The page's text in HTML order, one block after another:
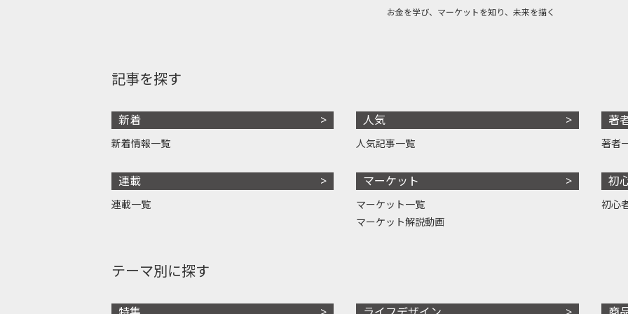
お金を学び、マーケットを知り、未来を描く
記事を探す
新着
新着情報一覧
連載
連載一覧
人気
人気記事一覧
マーケット
マーケット一覧
マーケット解説動画
著
著者
初
初心
テーマ別に探す